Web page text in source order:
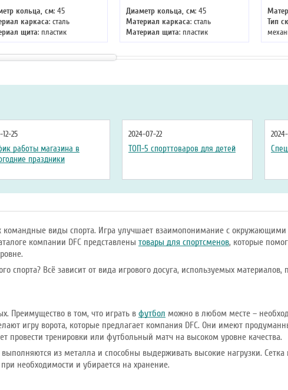
кольца, см: 45
каркаса: сталь
щита: пластик
щита, см: 120 х 80
механизма:
Диаметр кольца, см: 45
Материал каркаса: сталь
Материал щита: пластик
Размер щита, см: 132 х 80
Тип
25
работы магазина в
праздники
2024-07-22
ТОП-5 спорттоваров для детей
командные виды спорта. Игра улучшает взаимопонимание с
компании DFC представлены товары для спортсменов, которые
спорта? Всё зависит от вида игрового досуга, используемых материалов,
Преимущество в том, что играть в футбол можно в любом месте –
игру ворота, которые предлагает компания DFC. Они имеют
провести тренировки или футбольный матч на высоком уровне качества.
из металла и способны выдерживать высокие нагрузки. Сетка
необходимости и убирается на хранение.